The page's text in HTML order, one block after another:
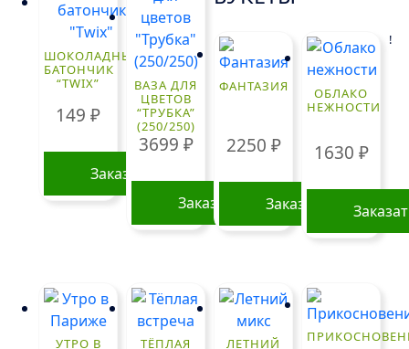
ШОКОЛАДНЫЙ
БАТОНЧИК
“TWIX”
149₽
Заказать
ВАЗА ДЛЯ
ЦВЕТОВ
“ТРУБКА”
(250/250)
3699 ₽
Заказать
ФАНТАЗИЯ
2250 ₽
Заказать
ОБЛАКО
НЕЖНОСТИ
1630 ₽
УТРО В
ТЁПЛАЯ
ЛЕТНИЙ
!